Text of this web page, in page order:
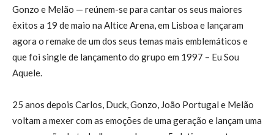
Gonzo e Melão — reúnem-se para cantar os seus maiores
êxitos a 19 de maio na Altice Arena, em Lisboa e lançaram
agora o remake de um dos seus temas mais emblemáticos e
que foi single de lançamento do grupo em 1997 – Eu Sou
Aquele.
25 anos depois Carlos, Duck, Gonzo, João Portugal e Melão
voltam a mexer com as emoções de uma geração e lançam uma